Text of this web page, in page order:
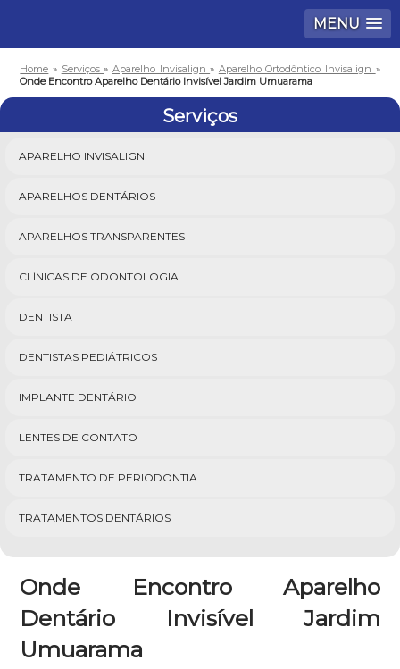
MENU
Home » Serviços» Aparelho Invisalign» Aparelho Ortodôntico Invisalign »
Onde Encontro Aparelho Dentário Invisível Jardim Umuarama
Serviços
APARELHO INVISALIGN
APARELHOS DENTÁRIOS
APARELHOS TRANSPARENTES
CLÍNICAS DE ODONTOLOGIA
DENTISTA
DENTISTAS PEDIÁTRICOS
IMPLANTE DENTÁRIO
LENTES DE CONTATO
TRATAMENTO DE PERIODONTIA
TRATAMENTOS DENTÁRIOS
Onde Encontro Aparelho
Dentário Invisível Jardim
Umuarama